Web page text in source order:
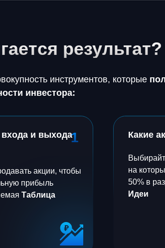
результат?
инструментов, которые
инвестора:
входа и выхода
акции, чтобы
прибыль
Таблица
1 Какие
на
50% в
Идеи